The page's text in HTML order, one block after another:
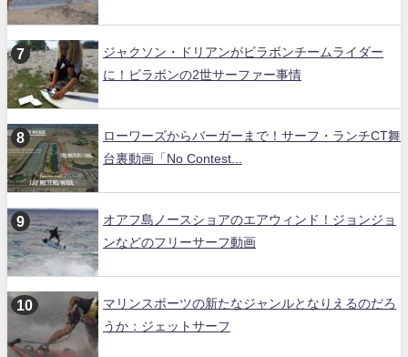
ジャクソン・ドリアンがビラボンチームライダー
に！ビラボンの2世サーファー事情
ローワーズからバーガーまで！サーフ・ランチCT舞
台裏動画「No Contest...
オアフ島ノースショアのエアウィンド！ジョンジョ
ンなどのフリーサーフ動画
マリンスポーツの新たなジャンルとなりえるのだろ
うか：ジェットサーフ